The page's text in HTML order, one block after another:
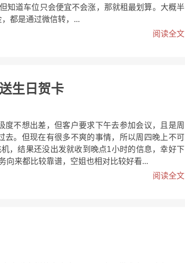
知道车位只会便宜不会涨，那就租最划算。大概半
都是通过微信转，...
阅读全文
生日贺卡
度不想出差，但客户要求下午去参加会议，且是周
去。但现在有很多不爽的事情，所以周四晚上不可
，结果还没出发就收到晚点1小时的信息，幸好下
向来都比较靠谱，空姐也相对比较好看...
阅读全文